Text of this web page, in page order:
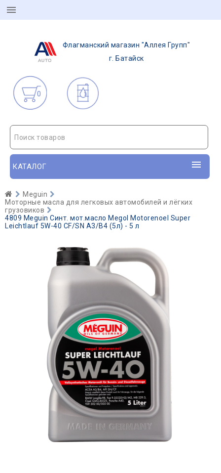
Флагманский магазин "Аллея Групп"
г. Батайск
0
Поиск товаров
КАТАЛОГ
Meguin
Моторные масла для легковых автомобилей и лёгких
грузовиков
4809 Meguin Синт. мот.масло Megol Motorenoel Super
Leichtlauf 5W-40 CF/SN A3/B4 (5л) - 5 л